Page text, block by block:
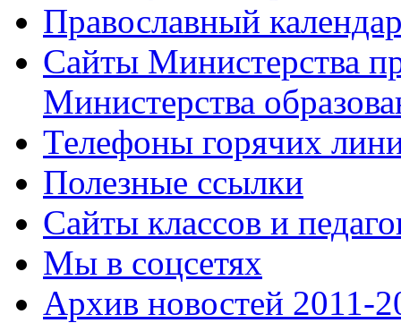
Православный
Сайты Министерства
Министерства
Телефоны горячих
Полезные ссылки
Сайты классов и
Мы в соцсетях
Архив новостей 2011-